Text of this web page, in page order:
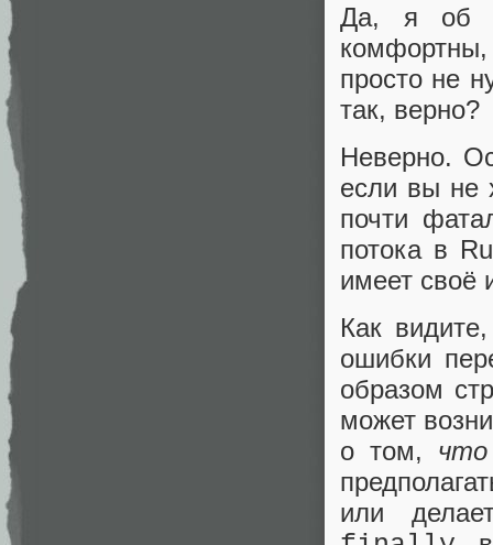
Да, я об
просто не
так, верно?
Неверно.
если вы не
почти
потока в
имеет своё
Как
ошибки
образом
может
о том, что
или